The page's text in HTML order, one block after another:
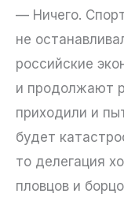
— Ничего.
не
российские
и продолжают
приходили и
будет
то делегация
пловцов и